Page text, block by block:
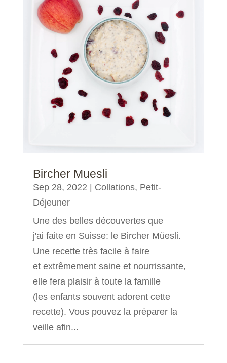
Bircher Muesli
Sep 28, 2022 Collations, Petit-
Déjeuner
Une des belles découvertes que
j'ai faite en Suisse: le Bircher Müesli.
Une recette très facile à faire
et extrêmement saine et nourrissante,
elle fera plaisir à toute la famille
(les enfants souvent adorent cette
recette). Vous pouvez la préparer la
veille afin...